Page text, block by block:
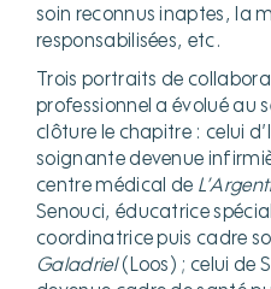
soin reconnus inaptes, la
responsabilisées, etc.
Trois portraits de
professionnel a évolué au
clôture le chapitre : celui
soignante devenue
centre médical de
Senouci, éducatrice
coordinatrice puis cadre
Galadriel(Loos) ; celui de